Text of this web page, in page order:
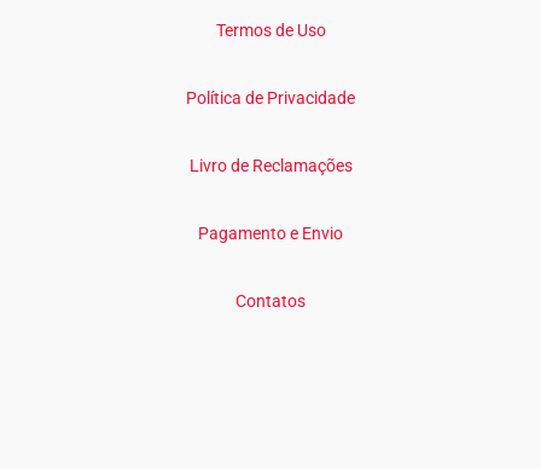
Termos de Uso
Política de Privacidade
Livro de Reclamações
Pagamento e Envio
Contatos